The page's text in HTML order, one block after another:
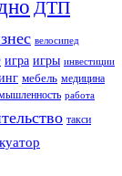
ДТП
велосипед
игра игры инвестиции
мебель медицина
работа
такси